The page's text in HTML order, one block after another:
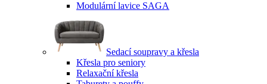
Modulární lavice SAGA
Sedací soupravy a křesla
Křesla pro seniory
Relaxační křesla